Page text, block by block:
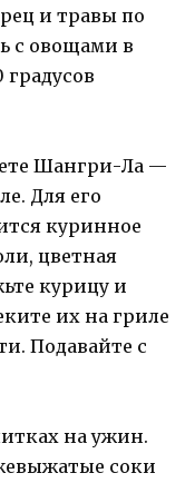
и травы по
с овощами в
Шангри-Ла —
Для его
куринное
цветная
курицу и
их на гриле
Подавайте с
на ужин.
соки